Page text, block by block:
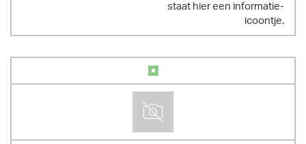
staat hier een informatie-
icoontje.